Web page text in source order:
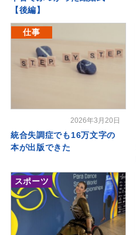
【後編】
仕事
2026年3月20日
統合失調症でも16万文字の
本が出版できた
スポーツ